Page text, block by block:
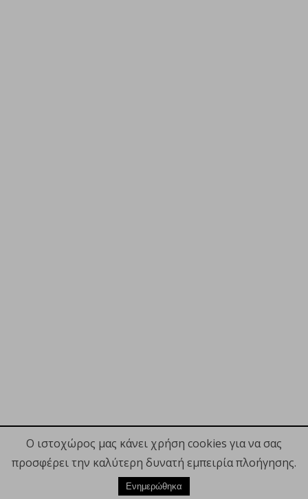
Ο ιστοχώρος μας κάνει χρήση cookies για να σας
προσφέρει την καλύτερη δυνατή εμπειρία πλοήγησης.